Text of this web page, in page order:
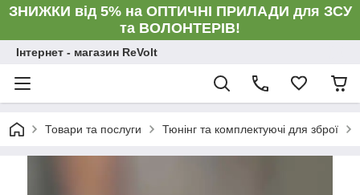
ЗНИЖКИ від 5% на ОПТИЧНІ ПРИЛАДИ для ЗСУ
та ВОЛОНТЕРІВ!
Інтернет - магазин ReVolt
Товари та послуги Тюнінг та комплектуючі для зброї